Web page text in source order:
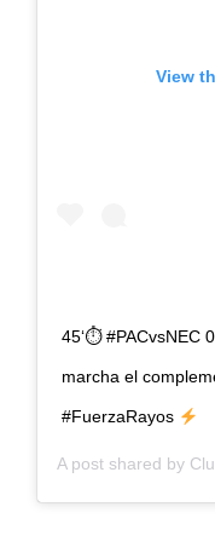
View
45‘⏱ #PACvsNEC
marcha el
#FuerzaRayos
A post shared by